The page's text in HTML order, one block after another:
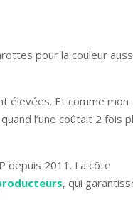
pour la couleur
élevées. Et comme mon
l’une coûtait 2 fois
depuis 2011. La côte
, qui